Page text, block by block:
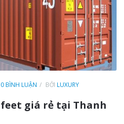
0 BÌNH LUẬN BỞI LUXURY
giá rẻ tại Thanh